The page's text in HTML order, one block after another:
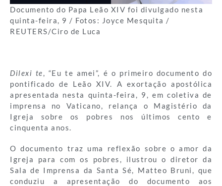
Documento do Papa Leão XIV foi divulgado nesta
quinta-feira, 9 / Fotos: Joyce Mesquita /
REUTERS/Ciro de Luca
Dilexi te, “Eu te amei”, é o primeiro documento do
pontificado de Leão XIV. A exortação apostólica
apresentada nesta quinta-feira, 9, em coletiva de
imprensa no Vaticano, relança o Magistério da
Igreja sobre os pobres nos últimos cento e
cinquenta anos.
O documento traz uma reflexão sobre o amor da
Igreja para com os pobres, ilustrou o diretor da
Sala de Imprensa da Santa Sé, Matteo Bruni, que
conduziu a apresentação do documento aos